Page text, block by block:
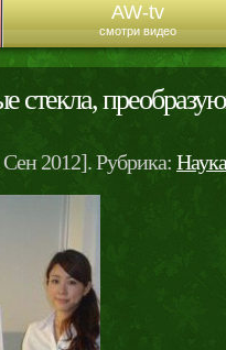
AW-tv
смотри видео
стекла,
2012]. Рубрика: Наука